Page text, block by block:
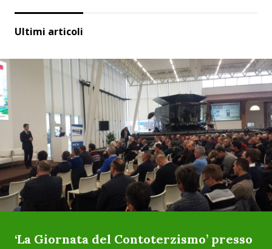
Ultimi articoli
‘La Giornata del Contoterzismo’ presso